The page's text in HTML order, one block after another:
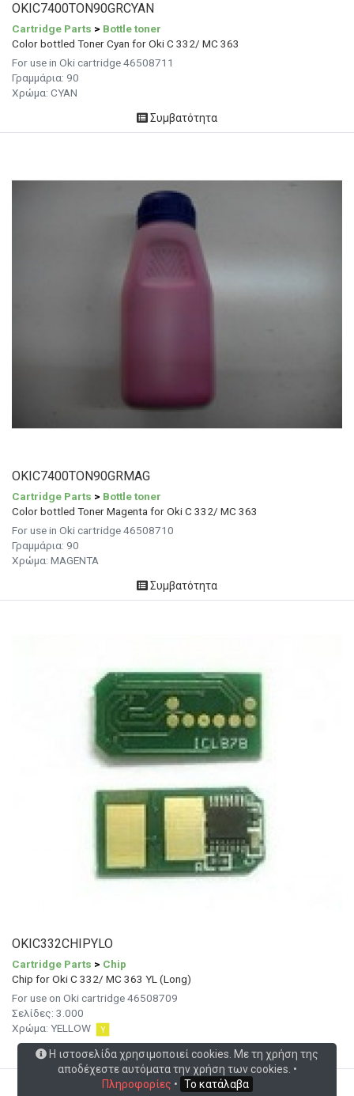
OKIC7400TON90GRCYAN
Cartridge Parts > Bottle toner
Color bottled Toner Cyan for Oki C 332/ MC 363
For use in Oki cartridge 46508711
Γραμμάρια: 90
Χρώμα: CYAN
Συμβατότητα
OKIC7400TON90GRMAG
Cartridge Parts > Bottle toner
Color bottled Toner Magenta for Oki C 332/ MC 363
For use in Oki cartridge 46508710
Γραμμάρια: 90
Χρώμα: MAGENTA
Συμβατότητα
OKIC332CHIPYLO
Cartridge Parts > Chip
Chip for Oki C 332/ MC 363 YL (Long)
For use on Oki cartridge 46508709
Σελίδες: 3.000
Χρώμα: YELLOW
Συμβατότητα
Η ιστοσελίδα χρησιμοποιεί cookies. Με τη χρήση της
αποδέχεστε αυτόματα την χρήση των cookies. •
Πληροφορίες • Το κατάλαβα